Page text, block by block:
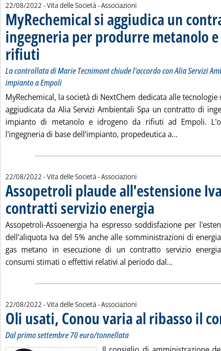
22/08/2022 - Vita delle Società - Associazioni
MyRechemical si aggiudica un
ingegneria per produrre metanolo
rifiuti . Sottotitolo: La controllata di Marie Tecnimont chiude l'accordo con Alia
. Pubblicata lunedì 22 agosto 2022 alle 13.31.
La controllata di Marie Tecnimont chiude l'accordo con Alia Servizi
impianto a Empoli
MyRechemical, la società di NextChem dedicata alle
aggiudicata da Alia Servizi Ambientali Spa un contratto di
impianto di metanolo e idrogeno da rifiuti ad Empoli.
l'ingegneria di base dell'impianto, propedeutica a...
22/08/2022 - Vita delle Società - Associazioni
Assopetroli plaude all'estensione
contratti servizio energia
Assopetroli-Assoenergia ha espresso soddisfazione per
dell'aliquota Iva del 5% anche alle somministrazioni di
gas metano in esecuzione di un contratto servizio
consumi stimati o effettivi relativi al periodo dal...
22/08/2022 - Vita delle Società - Associazioni
Oli usati, Conou varia al ribasso il
Dal primo settembre 70 euro/tonnellata